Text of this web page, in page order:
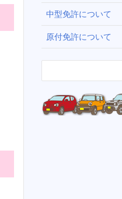
中型免許について
原付免許について